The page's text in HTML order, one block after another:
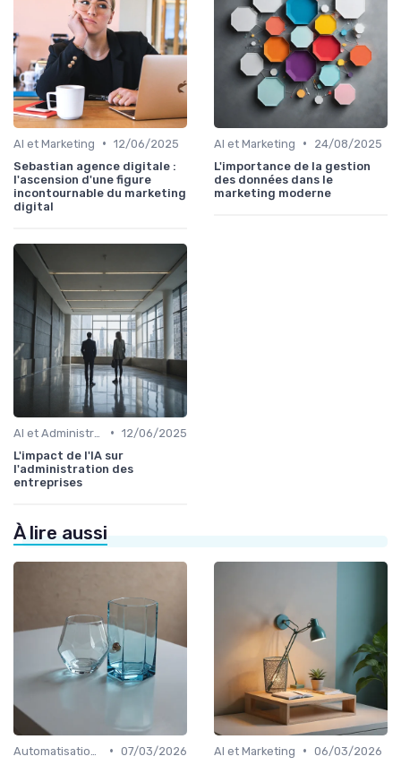
AI et Marketing • 12/06/2025
Sebastian agence digitale :
l'ascension d'une figure
incontournable du marketing
digital
AI et Marketing •
24/08/2025
L'importance de la gestion
des données dans le
marketing moderne
• 12/06/2025
L'impact de l'IA sur
l'administration des
entreprises
À lire aussi
• 07/03/2026
AI et Marketing • 06/03/2026